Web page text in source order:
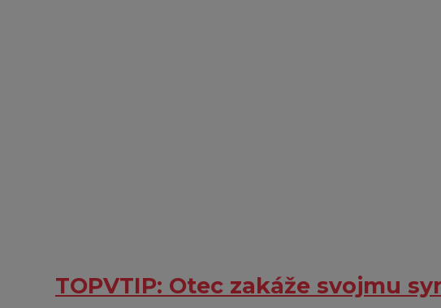
TOPVTIP: Otec zakáže svojmu